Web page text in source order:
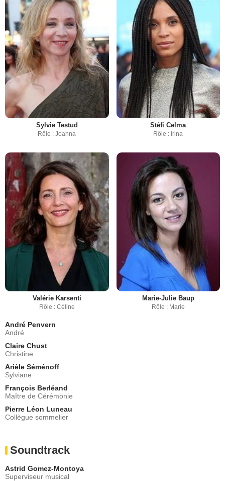
Sylvie Testud
Rôle : Joanna
Stéfi Celma
Rôle : Irina
Valérie Karsenti
Rôle : Céline
Marie-Julie Baup
Rôle : Marie
André Penvern
André
Claire Chust
Christine
Arièle Séménoff
Sylviane
François Berléand
Maître de Cérémonie
Pierre Léon Luneau
Collègue sommelier
Soundtrack
Astrid Gomez-Montoya
Superviseur musical